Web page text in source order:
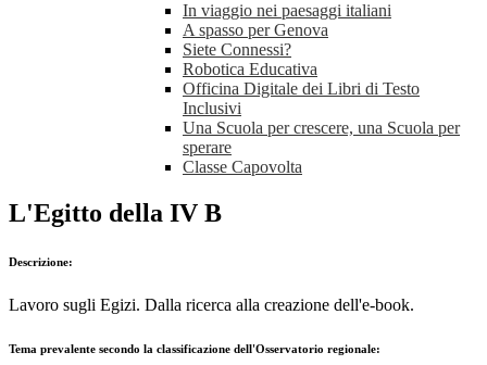
In viaggio nei paesaggi italiani
A spasso per Genova
Siete Connessi?
Robotica Educativa
Officina Digitale dei Libri di Testo
Inclusivi
Una Scuola per crescere, una Scuola per
sperare
Classe Capovolta
L'Egitto della IV B
Descrizione:
Lavoro sugli Egizi. Dalla ricerca alla creazione dell'e-book.
Tema prevalente secondo la classificazione dell'Osservatorio regionale: